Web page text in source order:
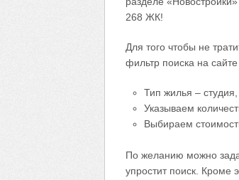
268 ЖК!
Для того чтобы не
фильтр поиска на
Тип жилья –
Указываем
Выбираем
По желанию можно
упростит поиск. Кроме